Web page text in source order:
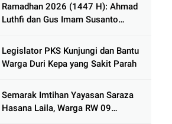
Ramadhan 2026 (1447 H): Ahmad
Luthfi dan Gus Imam Susanto
Berkelanjutan
Legislator PKS Kunjungi dan Bantu
Warga Duri Kepa yang Sakit Parah
Semarak Imtihan Yayasan Saraza
Hasana Laila, Warga RW 09